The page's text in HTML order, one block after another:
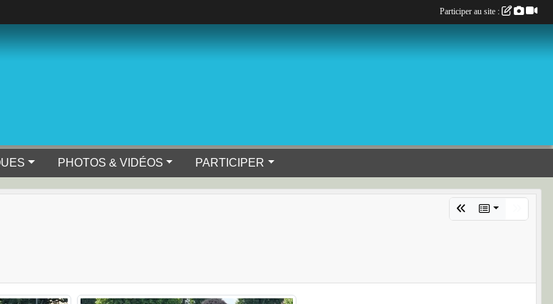
PHOTOS & VIDÉOS PARTICIPER
Participer au site :